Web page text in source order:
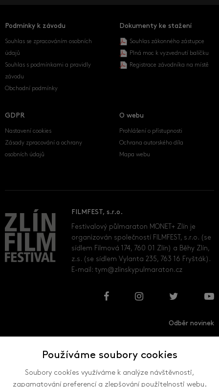
Podmínky k závodu
Souhlas se zpracováním osobních
údajů
Souhlas s podmínkami a pravidly
závodu
Obchodní podmínky
Dokumenty ke stažení
Souhlas zákonného zástupce
Plná moc k vyzvednutí balíčku
Registrace závodníka na místě
GDPR
Nastavení cookies
Zásady zpracování a ochrany
osobních údajů
O webu
Prohlášení o přístupnosti
Ochrana autorského díla
Mapa webu
FILMFEST, s.r.o.
Festivalový půlmaraton MONET+ Zlín je
organizován společností FILMFEST, s.r.o. (se
sídlem Filmová 174, 760 01 Zlín) a Běhy Zlín,
z.s. (se sídlem Vylanta 235, 763 16 Fryšták).
E-mail:tym@zlinskypulmaraton.cz
Odběr novinek
Používáme soubory cookies
Soubory cookies využíváme k analýze návštěvnosti,
zapamatování preferencí a zlepšování použitelnosti webu.